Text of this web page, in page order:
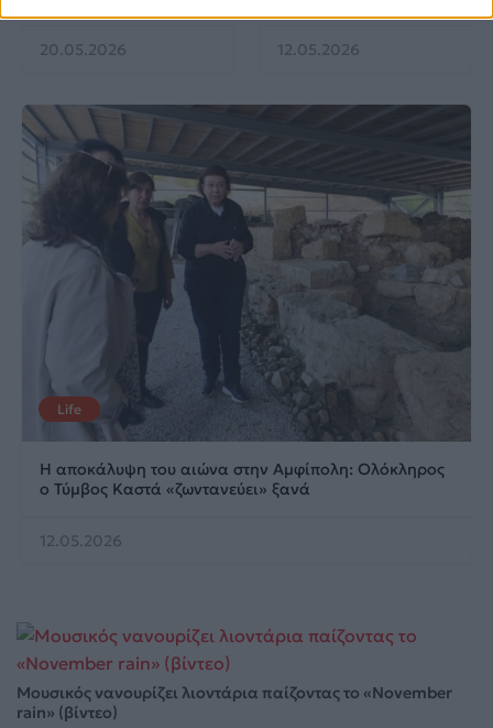
20.05.2026 12.05.2026
Life
Η αποκάλυψη του αιώνα στην Αμφίπολη: Ολόκληρος
ο Τύμβος Καστά «ζωντανεύει» ξανά
12.05.2026
Μουσικός νανουρίζει λιοντάρια παίζοντας το «November
rain» (βίντεο)